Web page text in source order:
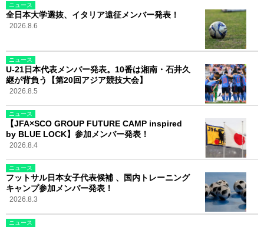
ニュース
全日本大学選抜、イタリア遠征メンバー発表！
2026.8.6
ニュース
U-21日本代表メンバー発表。10番は湘南・石井久
継が背負う【第20回アジア競技大会】
2026.8.5
ニュース
【JFA×SCO GROUP FUTURE CAMP inspired
by BLUE LOCK】参加メンバー発表！
2026.8.4
ニュース
フットサル日本女子代表候補 、国内トレーニング
キャンプ参加メンバー発表！
2026.8.3
ニュース